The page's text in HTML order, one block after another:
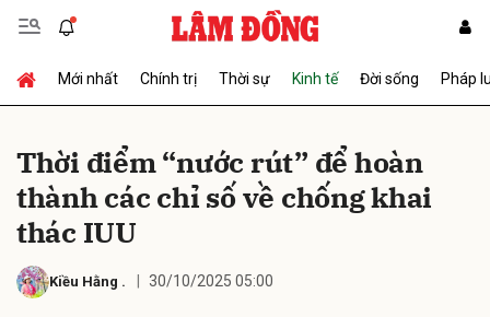
Mới nhất Chính trị Thời sự Kinh tế Đời sống Pháp
Thời điểm “nước rút” để hoàn
thành các chỉ số về chống khai
thác IUU
Kiều Hằng . 30/10/2025 05:00
Gửi bình luận